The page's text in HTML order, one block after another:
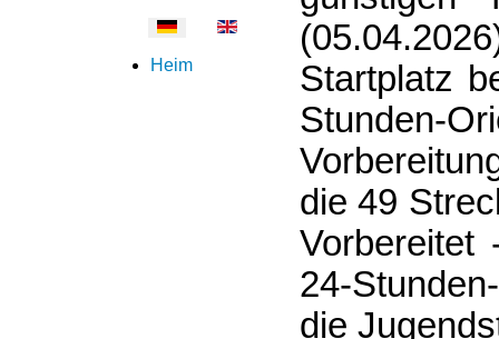
Heim
Startplatz
Stunden-
die 49
Vorbereitet
24-
die